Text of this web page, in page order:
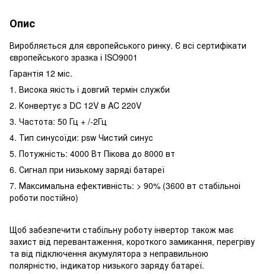
Опис
Виробляється для європейського ринку. Є всі сертифікати
європейського зразка і ISO9001
Гарантія 12 міс.
1. Висока якість і довгий термін служби
2. Конвертує з DC 12V в AC 220V
3. Частота: 50 Гц + /-2Гц
4. Тип синусоїди: psw Чистий синус
5. Потужність: 4000 Вт Пікова до 8000 вт
6. Сигнал при низькому заряді батареї
7. Максимальна ефективність: > 90% (3600 вт стабільноі
роботи постійно)
Щоб забезпечити стабільну роботу інвертор також має
захист від перевантаження, короткого замикання, перегріву
та від підключення акумулятора з неправильною
полярністю, індикатор низького заряду батареї.